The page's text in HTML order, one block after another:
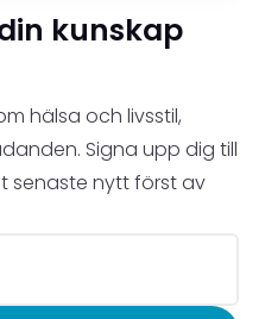
kunskap
hälsa och livsstil,
Signa upp dig till
senaste nytt först av